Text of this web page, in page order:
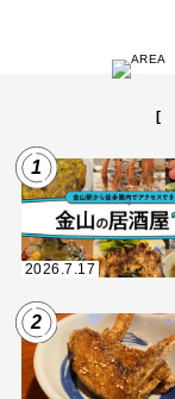
1
2026.7.17
2